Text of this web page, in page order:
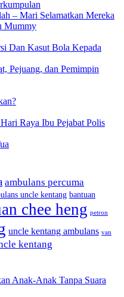
ambulans percuma
uncle kentang bantuan
chee heng petron
uncle kentang ambulans van
kentang
Anak-Anak Tanpa Suara